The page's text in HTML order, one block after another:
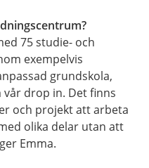
75 studie- och
exempelvis
grundskola,
vår drop in. Det finns
och projekt att arbeta
olika delar utan att
Emma.